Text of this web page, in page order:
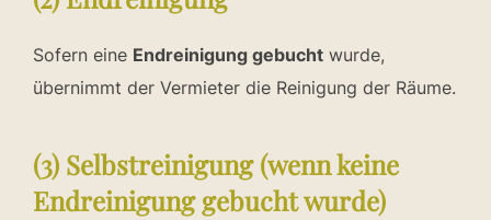
Sofern eine Endreinigung gebucht wurde,
übernimmt der Vermieter die Reinigung der Räume.
(3) Selbstreinigung (wenn keine
Endreinigung gebucht wurde)